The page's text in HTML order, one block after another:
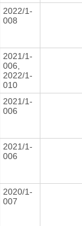
2022/1-
008
2021/1-
006,
2022/1-
010
2021/1-
006
2021/1-
006
2020/1-
007